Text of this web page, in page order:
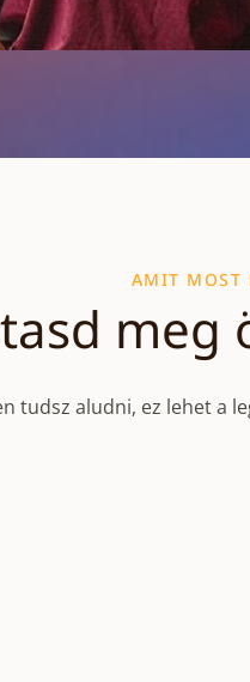
AMIT MOST
meg
tudsz aludni, ez lehet a